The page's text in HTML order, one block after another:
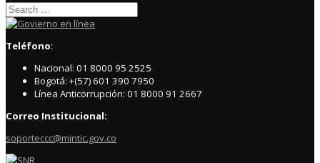
Search
for:
Teléfono:
Nacional: 01 8000 95 2525
Bogotá: +(57) 601 390 7950
Línea Anticorrupción: 01 8000 91 2667
Correo Institucional:
soporteccc@mintic.gov.co